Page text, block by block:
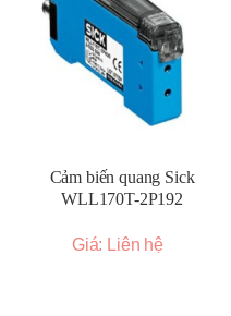
Cảm biến quang Sick
WLL170T-2P192
Giá: Liên hệ